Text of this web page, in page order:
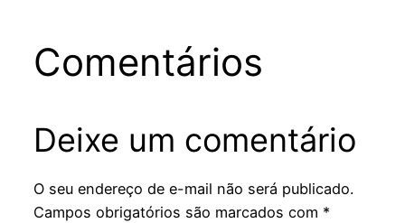
Comentários
Deixe um comentário
O seu endereço de e-mail não será publicado.
Campos obrigatórios são marcados com *